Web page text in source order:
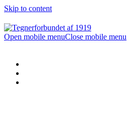
Skip to content
Open mobile menuClose mobile menu